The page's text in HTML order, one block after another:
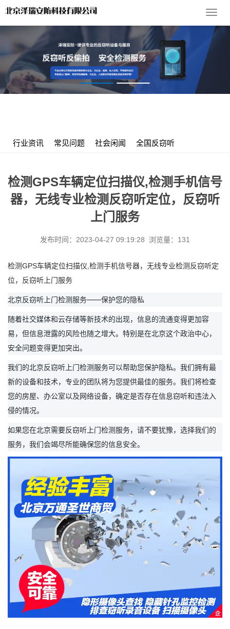
导
菜
行业资讯 常见问题 社会闲闻 全国反窃听
检测GPS车辆定位扫描仪,检测手机信号
器，无线专业检测反窃听定位，反窃听
上门服务
发布时间：2023-04-27 09:19:28 浏览量：131
检测GPS车辆定位扫描仪,检测手机信号器，无线专业检测反窃听定
位，反窃听上门服务
北京反窃听上门检测服务——保护您的隐私
随着社交媒体和云存储等新技术的出现，信息的流通变得更加容
易，但信息泄露的风险也随之增大。特别是在北京这个政治中心，
安全问题变得更加突出。
我们的北京反窃听上门检测服务可以帮助您保护隐私。我们拥有最
新的设备和技术，专业的团队将为您提供最佳的服务。我们将检查
您的房屋、办公室以及网络设备，确定是否存在信息窃听和违法入
侵的情况。
如果您在北京需要反窃听上门检测服务，请不要犹豫，选择我们的
服务，我们会竭尽所能确保您的信息安全。